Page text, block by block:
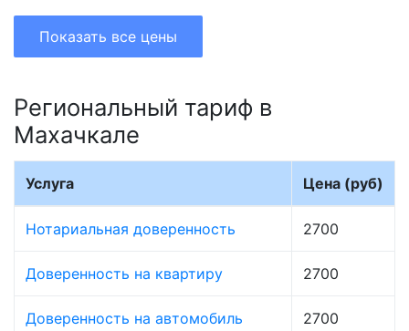
Показать все цены
Региональный тариф в
Махачкале
Услуга Цена (руб)
Нотариальная доверенность 2700
Доверенность на квартиру 2700
Доверенность на автомобиль 2700